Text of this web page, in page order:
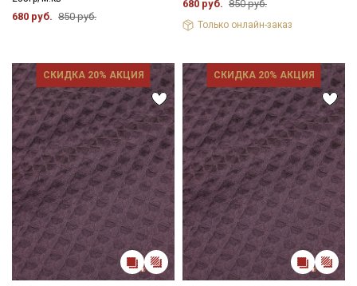
680 руб. 850 руб.
680 руб. 850 руб.
Только онлайн-заказ
СКИДКА 20% АКЦИЯ СКИДКА 20% АКЦИЯ